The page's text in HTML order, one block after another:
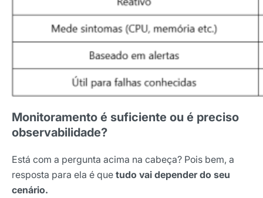
Monitoramento é suficiente ou é preciso
observabilidade?
Está com a pergunta acima na cabeça? Pois bem, a
resposta para ela é que tudo vai depender do seu
cenário.